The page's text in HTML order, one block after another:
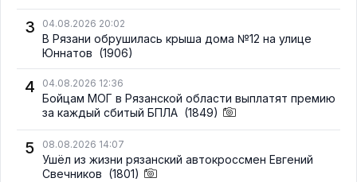
3 04.08.2026 20:02
В Рязани обрушилась крыша дома №12 на улице
Юннатов (1906)
4 04.08.2026 12:36
Бойцам МОГ в Рязанской области выплатят премию
за каждый сбитый БПЛА (1849)
5 08.08.2026 14:07
Ушёл из жизни рязанский автокроссмен Евгений
Свечников (1801)